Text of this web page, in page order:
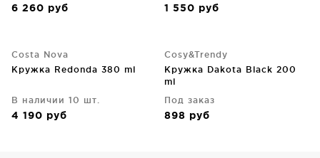
6 260 руб 1 550 руб
Costa Nova
Кружка Redonda 380 ml
В наличии 10 шт.
4 190 руб
Cosy&Trendy
Кружка Dakota Black 200
ml
Под заказ
898 руб